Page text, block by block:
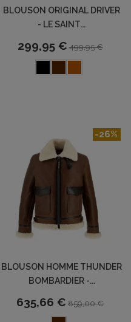
BLOUSON ORIGINAL DRIVER
- LE SAINT...
299,95 € 499,95 €
BLOUSON HOMME THUNDER
BOMBARDIER -...
635,66 € 859,00 €
-26%